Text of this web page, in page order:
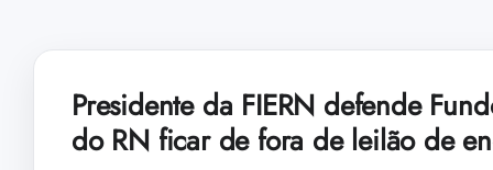
Presidente da FIERN defende
do RN ficar de fora de leilão de